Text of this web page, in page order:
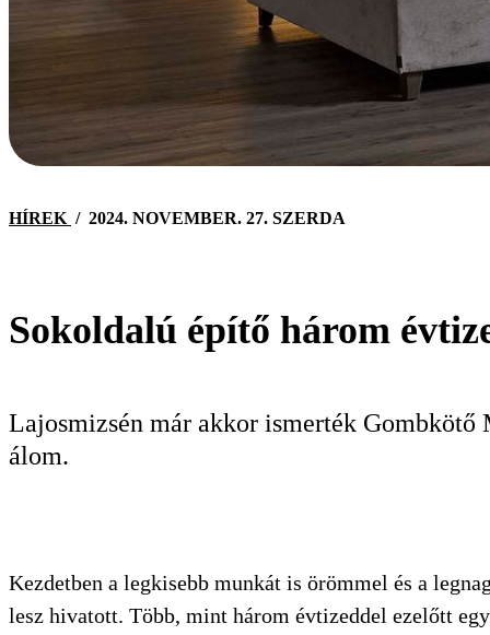
HÍREK / 2024. NOVEMBER. 27. SZERDA
Sokoldalú építő három
Lajosmizsén már akkor ismerték Gombkötő
álom.
Kezdetben a legkisebb munkát is örömmel és a
lesz hivatott. Több, mint három évtizeddel ezelőtt